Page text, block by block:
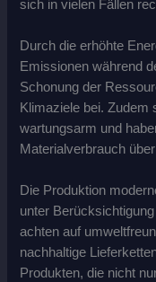
sich in vielen Fällen
Durch die erhöhte
Emissionen während
Schonung der
Klimaziele bei. Zudem
wartungsarm und
Materialverbrauch
Die Produktion
unter
achten auf
nachhaltige
Produkten, die nicht